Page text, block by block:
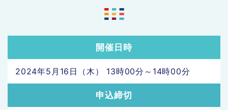
開催日時
2024年5月16日（木） 13時00分～14時00分
申込締切